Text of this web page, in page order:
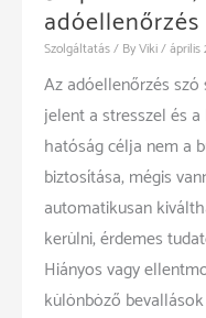
Szolgáltatás/ ByViki/április
Az adóellenőrzés
jelent a stresszel és
hatóság célja nem a
biztosítása, mégis
automatikusan
kerülni, érdemes
Hiányos vagy
különböző